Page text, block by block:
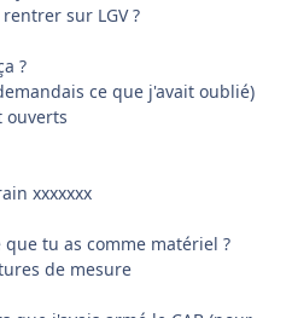
sur LGV ?
?
ce que j'avait oublié)
ouverts
xxxxxxx
tu as comme matériel ?
de mesure